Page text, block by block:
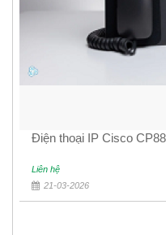
Điện thoại IP Cisco
Liên hệ
21-03-2026